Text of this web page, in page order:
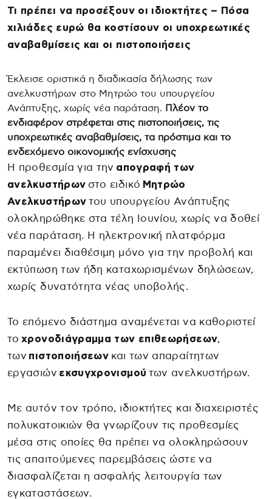
Τι πρέπει να προσέξουν οι ιδιοκτήτες – Πόσα
χιλιάδες ευρώ θα κοστίσουν οι υποχρεωτικές
αναβαθμίσεις και οι πιστοποιήσεις
Έκλεισε οριστικά η διαδικασία δήλωσης των
ανελκυστήρων στο Μητρώο του υπουργείου
Ανάπτυξης, χωρίς νέα παράταση. Πλέον το
ενδιαφέρον στρέφεται στις πιστοποιήσεις, τις
υποχρεωτικές αναβαθμίσεις, τα πρόστιμα και το
ενδεχόμενο οικονομικής ενίσχυσης
Η προθεσμία για την απογραφή των
ανελκυστήρων στο ειδικό Μητρώο
Ανελκυστήρων του υπουργείου Ανάπτυξης
ολοκληρώθηκε στα τέλη Ιουνίου, χωρίς να δοθεί
νέα παράταση. Η ηλεκτρονική πλατφόρμα
παραμένει διαθέσιμη μόνο για την προβολή και
εκτύπωση των ήδη καταχωρισμένων δηλώσεων,
χωρίς δυνατότητα νέας υποβολής.
Το επόμενο διάστημα αναμένεται να καθοριστεί
τοχρονοδιάγραμμα των επιθεωρήσεων,
των πιστοποιήσεων και των απαραίτητων
εργασιών εκσυγχρονισμού των ανελκυστήρων.
Με αυτόν τον τρόπο, ιδιοκτήτες και διαχειριστές
πολυκατοικιών θα γνωρίζουν τις προθεσμίες
μέσα στις οποίες θα πρέπει να ολοκληρώσουν
τις απαιτούμενες παρεμβάσεις ώστε να
διασφαλίζεται η ασφαλής λειτουργία των
εγκαταστάσεων.